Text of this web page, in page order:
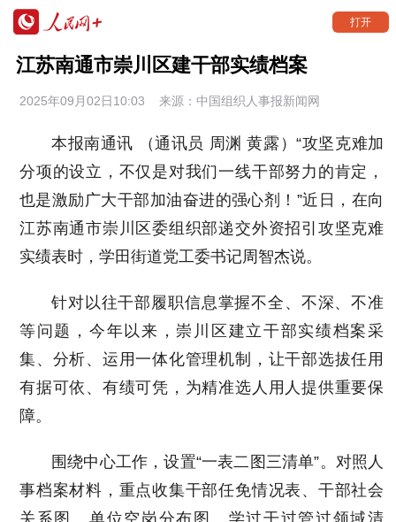
打开
江苏南通市崇川区建干部实绩档案
2025年09月02日10:03 来源： 中国组织人事报新闻网
本报南通讯 （通讯员 周渊 黄露）“攻坚克难加
分项的设立，不仅是对我们一线干部努力的肯定，
也是激励广大干部加油奋进的强心剂！”近日，在向
江苏南通市崇川区委组织部递交外资招引攻坚克难
实绩表时，学田街道党工委书记周智杰说。
针对以往干部履职信息掌握不全、不深、不准
等问题，今年以来，崇川区建立干部实绩档案采
集、分析、运用一体化管理机制，让干部选拔任用
有据可依、有绩可凭，为精准选人用人提供重要保
障。
围绕中心工作，设置“一表二图三清单”。对照人
事档案材料，重点收集干部任免情况表、干部社会
关系图、单位空岗分布图、学过干过管过领域清